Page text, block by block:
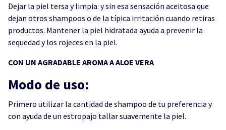
Dejar la piel tersa y limpia: y sin esa sensación aceitosa que
dejan otros shampoos o de la típica irritación cuando retiras
productos. Mantener la piel hidratada ayuda a prevenir la
sequedad y los rojeces en la piel.
CON UN AGRADABLE AROMA A ALOE VERA
Modo de uso:
Primero utilizar la cantidad de shampoo de tu preferencia y
con ayuda de un estropajo tallar suavemente la piel.